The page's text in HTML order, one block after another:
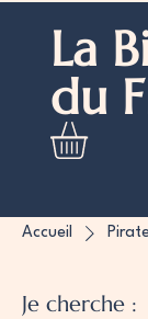
La
du
Accueil
Je cherche :